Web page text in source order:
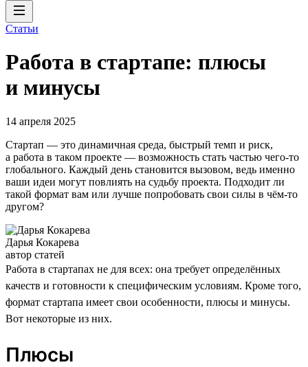
Статьи
Работа в стартапе: плюсы
и минусы
14 апреля 2025
Стартап — это динамичная среда, быстрый темп и риск,
а работа в таком проекте — возможность стать частью чего-то
глобального. Каждый день становится вызовом, ведь именно
ваши идеи могут повлиять на судьбу проекта. Подходит ли
такой формат вам или лучше попробовать свои силы в чём-то
другом?
Дарья Кокарева
автор статей
Работа в стартапах не для всех: она требует определённых
качеств и готовности к специфическим условиям. Кроме того,
формат стартапа имеет свои особенности, плюсы и минусы.
Вот некоторые из них.
Плюсы